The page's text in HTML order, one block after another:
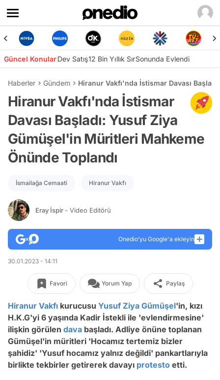
Güncel KonularDev Satış12 Bin Yıllık SırSonunda Evlendi
Haberler Gündem Hiranur Vakfı'nda İstismar Davası
Hiranur Vakfı'nda İstismar
Davası Başladı: Yusuf Ziya
Gümüşel'in Müritleri Mahkeme
Önünde Toplandı
İsmailağa Cemaati Hiranur Vakfı
Eray İspir - Video Editörü
Onedio’yu Google'a ekleyin
30.01.2023 - 14:11
Favori Yorum Yap Paylaş
Hiranur Vakfı kurucusu Yusuf Ziya Gümüşel'in, kızı
H.K.G'yi 6 yaşında Kadir İstekli ile 'evlendirmesine'
ilişkin görülen dava başladı. Adliye önüne toplanan
Gümüşel'in müritleri 'Hocamız tertemiz bizler
şahidiz' 'Yusuf hocamız yalnız değildi' pankartlarıyla
birlikte tekbirler getirerek davayı protesto etti.